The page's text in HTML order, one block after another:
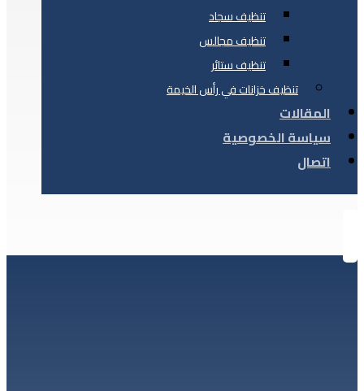
تنظيف سجاد
تنظيف مجالس
تنظيف ستائر
تنظيف خزانات في رأس الخيمة
المقالات
سياسة الخصوصية
اتصال